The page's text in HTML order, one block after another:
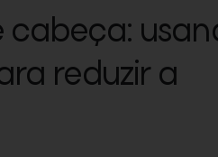
cabeça:
reduzir a